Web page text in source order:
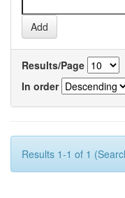
Results/Page
In order
Results 1-1 of 1